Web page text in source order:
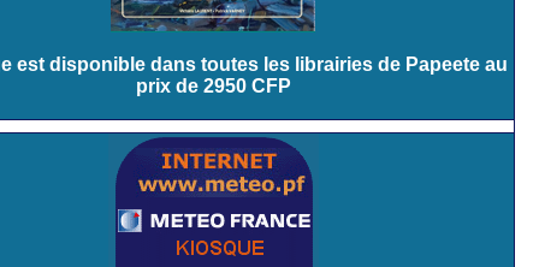
est disponible dans toutes les librairies de Papeete au
prix de 2950 CFP